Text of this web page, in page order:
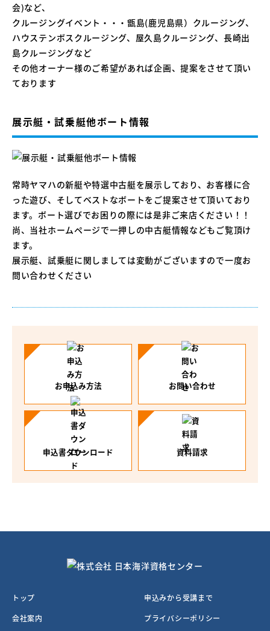
会)など、
クルージングイベント・・・甑島(鹿児島県）クルージング、
ハウステンボスクルージング、屋久島クルージング、長崎出
島クルージングなど
その他オーナー様のご希望があれば企画、提案をさせて頂い
ております
展示艇・試乗艇他ボート情報
常時ヤマハの新艇や特選中古艇を展示しており、お客様に合
った遊び、そしてベストなボートをご提案させて頂いており
ます。ボート選びでお困りの際には是非ご来店ください！！
尚、当社ホームページで一押しの中古艇情報などもご覧頂け
ます。
展示艇、試乗艇に関しましては変動がございますので一度お
問い合わせください
お申込み方法 お問い合わせ
申込書ダウンロード 資料請求
トップ
会社案内
申込みから受講まで
プライバシーポリシー